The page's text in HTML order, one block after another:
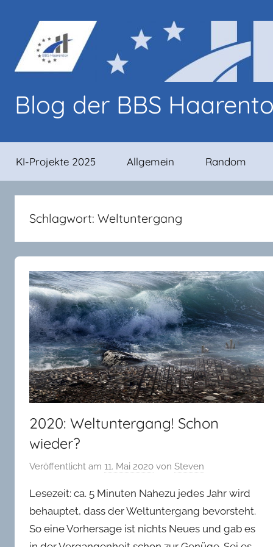
springen
Blog der BBS
Beiträge
von
den
BBS
Haarentor
Oldenburg
KI-Projekte 2025 Allgemein Random
Schlagwort: Weltuntergang
2020: Weltuntergang! Schon
wieder?
Veröffentlicht am 11. Mai 2020 von Steven
Lesezeit: ca. 5 Minuten Nahezu jedes Jahr wird
behauptet, dass der Weltuntergang bevorsteht.
So eine Vorhersage ist nichts Neues und gab es